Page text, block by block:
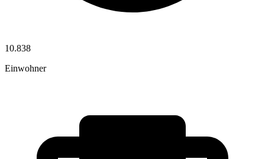
10.838
Einwohner